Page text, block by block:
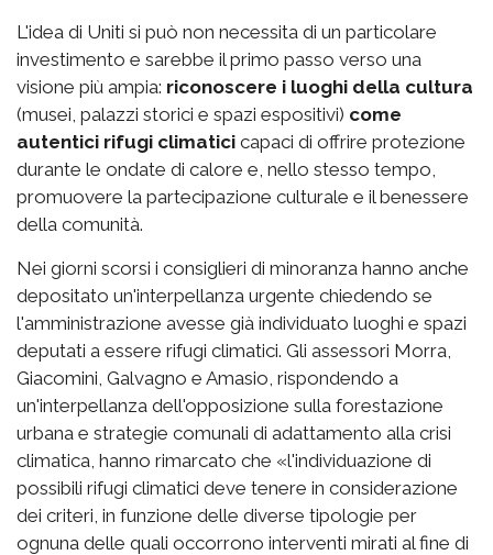
L'idea di Uniti si può non necessita di un particolare
investimento e sarebbe il primo passo verso una
visione più ampia: riconoscere i luoghi della cultura
(musei, palazzi storici e spazi espositivi) come
autentici rifugi climatici capaci di offrire protezione
durante le ondate di calore e, nello stesso tempo,
promuovere la partecipazione culturale e il benessere
della comunità.
Nei giorni scorsi i consiglieri di minoranza hanno anche
depositato un'interpellanza urgente chiedendo se
l'amministrazione avesse già individuato luoghi e spazi
deputati a essere rifugi climatici. Gli assessori Morra,
Giacomini, Galvagno e Amasio, rispondendo a
un'interpellanza dell'opposizione sulla forestazione
urbana e strategie comunali di adattamento alla crisi
climatica, hanno rimarcato che «l'individuazione di
possibili rifugi climatici deve tenere in considerazione
dei criteri, in funzione delle diverse tipologie per
ognuna delle quali occorrono interventi mirati al fine di